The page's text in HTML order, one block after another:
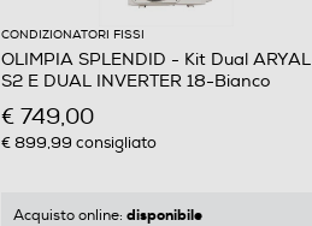
CONDIZIONATORI FISSI
OLIMPIA SPLENDID - Kit Dual ARYAL
S2 E DUAL INVERTER 18-Bianco
€ 749,00
€ 899,99 consigliato
Acquisto online: disponibile